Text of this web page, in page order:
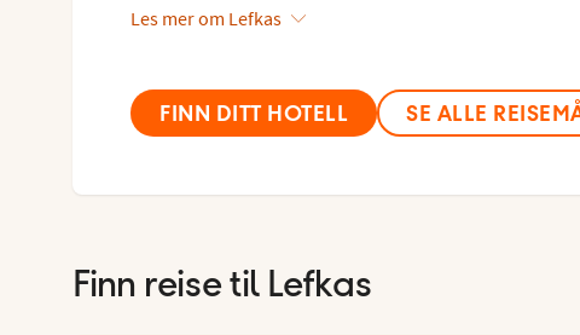
Les mer om Lefkas
FINN DITT HOTELL SE ALLE
Finn reise til Lefkas